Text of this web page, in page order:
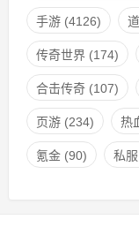
手游(4126)
传奇世界(174)
合击传奇(107)
页游(234) 热
氪金(90) 私服